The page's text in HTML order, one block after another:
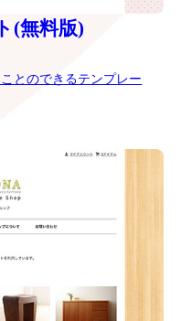
(無料版)
とのできるテンプレー